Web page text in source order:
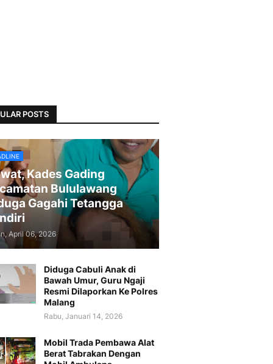
POSTS
Kades Gading
Bululawang
Gagahi Tetangga
April 06, 2026
Diduga Cabuli Anak di
Bawah Umur, Guru Ngaji
Resmi Dilaporkan Ke Polres
Malang
Rabu, Januari 14, 2026
Mobil Trada Pembawa Alat
Berat Tabrakan Dengan